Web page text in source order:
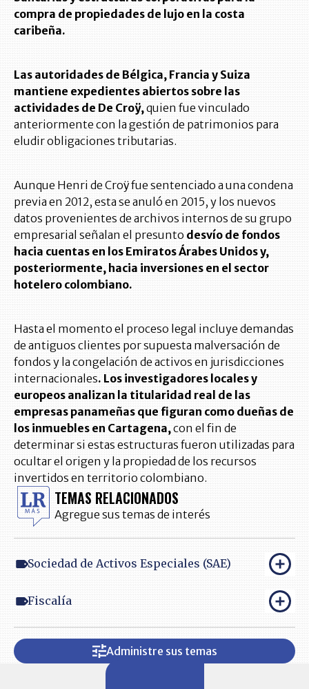
compra de propiedades de lujo en la costa
caribeña.
Las autoridades de Bélgica, Francia y Suiza
mantiene expedientes abiertos sobre las
actividades de De Croÿ, quien fue vinculado
anteriormente con la gestión de patrimonios para
eludir obligaciones tributarias.
Aunque Henri de Croÿ fue sentenciado a una condena
previa en 2012, esta se anuló en 2015, y los nuevos
datos provenientes de archivos internos de su grupo
empresarial señalan el presunto desvío de fondos
hacia cuentas en los Emiratos Árabes Unidos y,
posteriormente, hacia inversiones en el sector
hotelero colombiano.
Hasta el momento el proceso legal incluye demandas
de antiguos clientes por supuesta malversación de
fondos y la congelación de activos en jurisdicciones
internacionales. Los investigadores locales y
europeos analizan la titularidad real de las
empresas panameñas que figuran como dueñas de
los inmuebles en Cartagena, con el fin de
determinar si estas estructuras fueron utilizadas para
ocultar el origen y la propiedad de los recursos
invertidos en territorio colombiano.
TEMAS RELACIONADOS
Agregue sus temas de interés
Sociedad de Activos Especiales (SAE)
Fiscalía
Administre sus temas